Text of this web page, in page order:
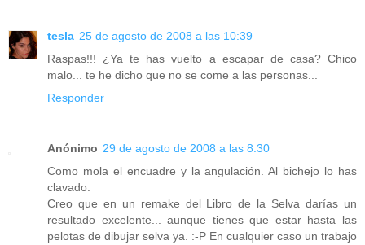
tesla 25 de agosto de 2008 a las 10:39
Raspas!!! ¿Ya te has vuelto a escapar de casa? Chico
malo... te he dicho que no se come a las personas...
Responder
Anónimo 29 de agosto de 2008 a las 8:30
Como mola el encuadre y la angulación. Al bichejo lo has
clavado.
Creo que en un remake del Libro de la Selva darías un
resultado excelente... aunque tienes que estar hasta las
pelotas de dibujar selva ya. :-P En cualquier caso un trabajo